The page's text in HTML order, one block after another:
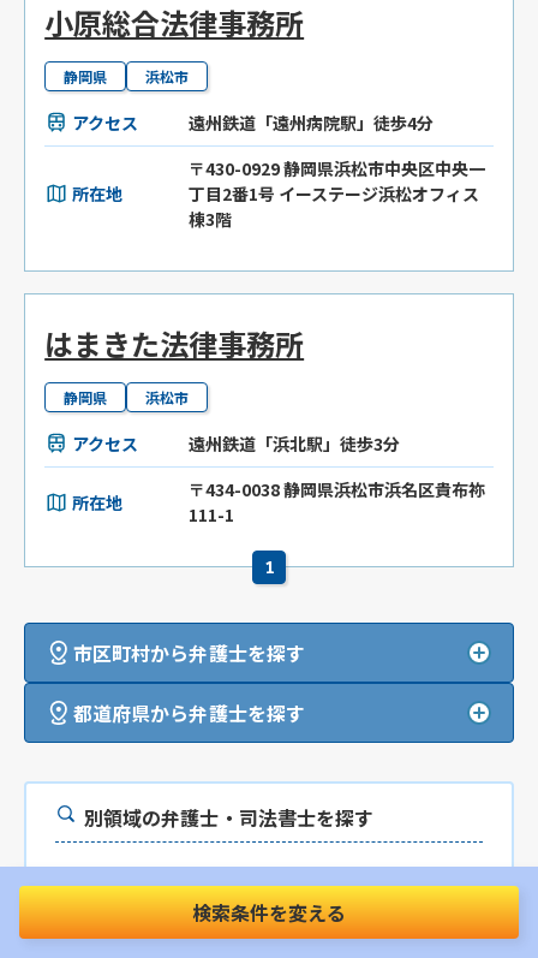
小原総合法律事務所
静岡県 浜松市
アクセス 遠州鉄道「遠州病院駅」徒歩4分
所在地
〒430-0929 静岡県浜松市中央区中央一
丁目2番1号 イーステージ浜松オフィス
棟3階
はまきた法律事務所
静岡県 浜松市
アクセス 遠州鉄道「浜北駅」徒歩3分
所在地
〒434-0038 静岡県浜松市浜名区貴布祢
111-1
1
市区町村から弁護士を探す
都道府県から弁護士を探す
別領域の弁護士・司法書士を探す
遺産相続に詳しい静岡県 磐田市の税理士を探す
遺産相続に詳しい静岡県 磐田市の司法書士を探す
検索条件を変える